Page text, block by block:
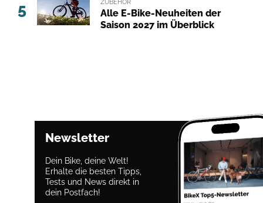
5
ZUBEHÖR
Alle E-Bike-Neuheiten der
Saison 2027 im Überblick
Newsletter
Dein Bike, deine Welt!
Erhalte die besten Tipps,
Tests und News direkt in
dein Postfach!